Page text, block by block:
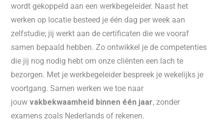
wordt gekoppeld aan een werkbegeleider. Naast het
werken op locatie besteed je één dag per week aan
zelfstudie; jij werkt aan de certificaten die we vooraf
samen bepaald hebben. Zo ontwikkel je de competenties
die jij nog nodig hebt om onze cliënten een lach te
bezorgen. Met je werkbegeleider bespreek je wekelijks je
voortgang. Samen werken we toe naar
jouwvakbekwaamheid binnen één jaar, zonder
examens zoals Nederlands of rekenen.